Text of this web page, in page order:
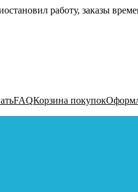
работу, заказы
FAQКорзина покупок